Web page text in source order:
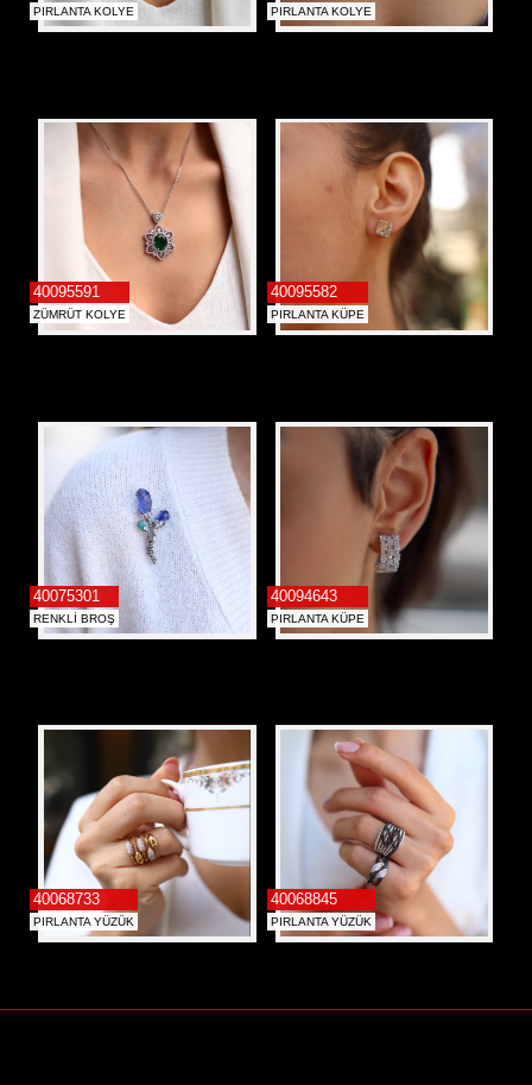
PIRLANTA KOLYE PIRLANTA KOLYE
40095591
ZÜMRÜT KOLYE
40095582
PIRLANTA KÜPE
40075301
RENKLİ BROŞ
40094643
PIRLANTA KÜPE
40068733
PIRLANTA YÜZÜK
40068845
PIRLANTA YÜZÜK